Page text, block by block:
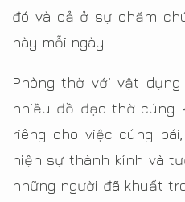
đó và cả ở sự chăm
này mỗi ngày.
Phòng thờ với vật
nhiều đồ đạc thờ cúng
riêng cho việc cúng
hiện sự thành kính và
những người đã khuất